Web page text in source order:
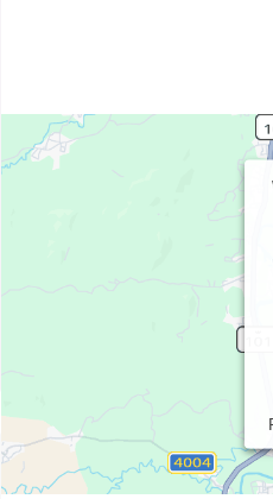
Leistungsspektrum:
Traditionelle und